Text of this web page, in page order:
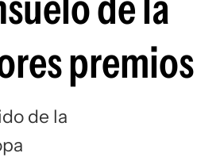
premios
de la